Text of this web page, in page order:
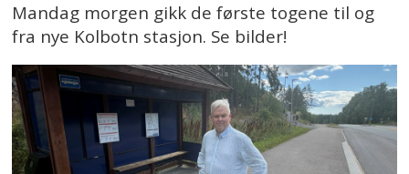
Mandag morgen gikk de første togene til og
fra nye Kolbotn stasjon. Se bilder!